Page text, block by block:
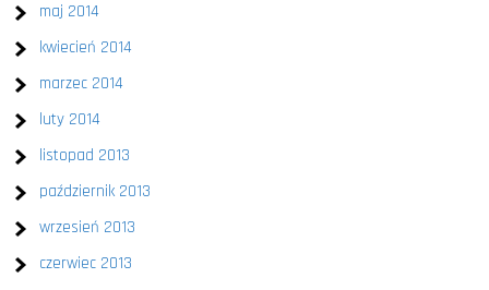
maj 2014
kwiecień 2014
marzec 2014
luty 2014
listopad 2013
październik 2013
wrzesień 2013
czerwiec 2013